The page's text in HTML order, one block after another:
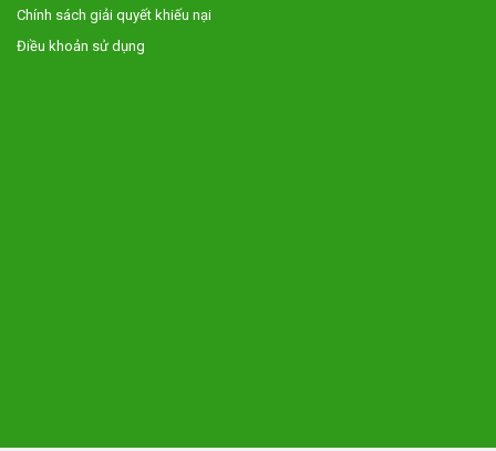
Chính sách giải quyết khiếu nại
Điều khoản sử dụng